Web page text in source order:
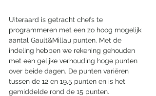
Uiteraard is getracht chefs te
programmeren met een zo hoog mogelijk
aantal Gault&Millau punten. Met de
indeling hebben we rekening gehouden
met een gelijke verhouding hoge punten
over beide dagen. De punten variëren
tussen de 12 en 19,5 punten en is het
gemiddelde rond de 15 punten.